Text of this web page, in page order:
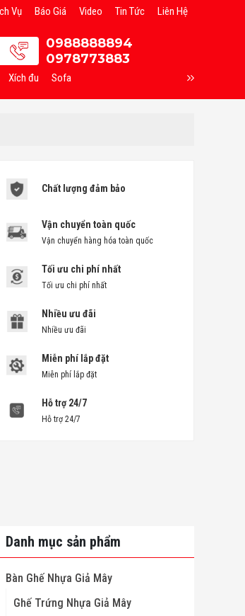
Vụ Báo Giá Video Tin Tức Liên Hệ
0988888894
0978773883
Xích đu Sofa
Chất lượng đảm bảo
Vận chuyển toàn quốc
Vận chuyển hàng hóa toàn quốc
Tối ưu chi phí nhất
Tối ưu chi phí nhất
Nhiều ưu đãi
Nhiều ưu đãi
Miễn phí lắp đặt
Miễn phí lắp đặt
Hỗ trợ 24/7
Hỗ trợ 24/7
Danh mục sản phẩm
Bàn Ghế Nhựa Giả Mây
Ghế Trứng Nhựa Giả Mây